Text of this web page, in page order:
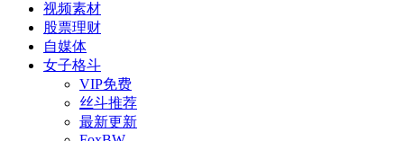
视频素材
股票理财
自媒体
女子格斗
VIP免费
丝斗推荐
最新更新